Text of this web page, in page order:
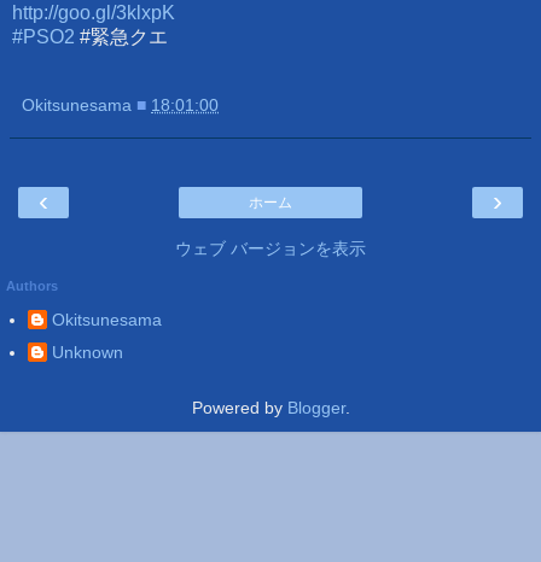
http://goo.gl/3klxpK
#PSO2 #緊急クエ
Okitsunesama ■ 18:01:00
‹ ›
ホーム
ウェブ バージョンを表示
Authors
Okitsunesama
Unknown
Powered by Blogger.